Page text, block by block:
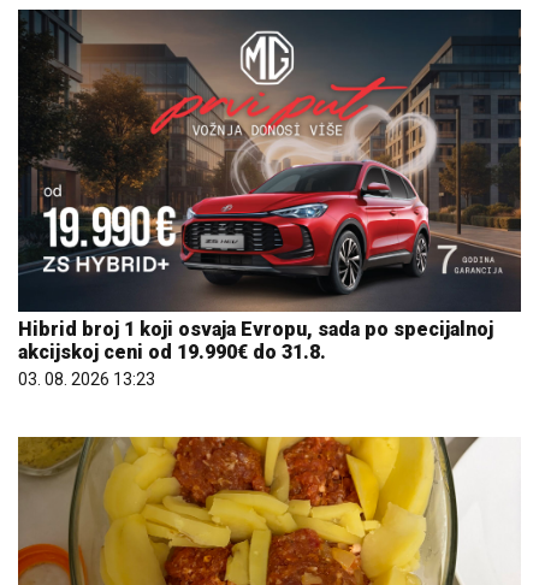
Hibrid broj 1 koji osvaja Evropu, sada po specijalnoj
akcijskoj ceni od 19.990€ do 31.8.
03. 08. 2026 13:23